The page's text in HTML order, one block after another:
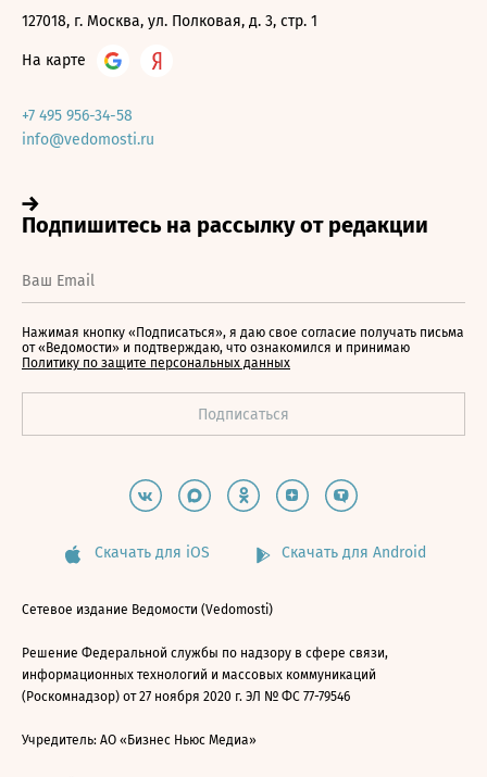
127018, г. Москва, ул. Полковая, д. 3, стр. 1
На карте
+7 495 956-34-58
info@vedomosti.ru
Нажимая кнопку «Подписаться», я даю свое согласие получать письма
от «Ведомости» и подтверждаю, что ознакомился и принимаю
Политику по защите персональных данных
Скачать для iOS Скачать для Android
Сетевое издание Ведомости (Vedomosti)
Решение Федеральной службы по надзору в сфере связи,
информационных технологий и массовых коммуникаций
(Роскомнадзор) от 27 ноября 2020 г. ЭЛ № ФС 77-79546
Учредитель: АО «Бизнес Ньюс Медиа»